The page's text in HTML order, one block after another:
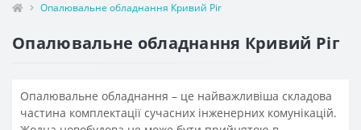
Опалювальне обладнання Кривий Ріг
Опалювальне обладнання Кривий Ріг
Опалювальне обладнання – це найважливіша складова
частина комплектації сучасних інженерних комунікацій.